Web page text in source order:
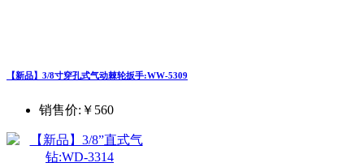
【新品】3/8寸穿孔式气动棘轮扳手:WW-5309
销售价: ￥560